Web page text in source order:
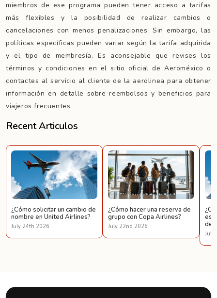
miembros de ese programa pueden tener acceso a tarifas
más flexibles y la posibilidad de realizar cambios o
cancelaciones con menos penalizaciones. Sin embargo, las
políticas específicas pueden variar según la tarifa adquirida
y el tipo de membresía. Es aconsejable que revises los
términos y condiciones en el sitio oficial de Aeroméxico o
contactes al servicio al cliente de la aerolinea para obtener
información en detalle sobre reembolsos y beneficios para
viajeros frecuentes.
Recent Articulos
¿Cómo solicitar un cambio de
nombre en United Airlines?
July 24th 2026
¿Cómo hacer una reserva de
grupo con Copa Airlines?
July 22nd 2026
de
July